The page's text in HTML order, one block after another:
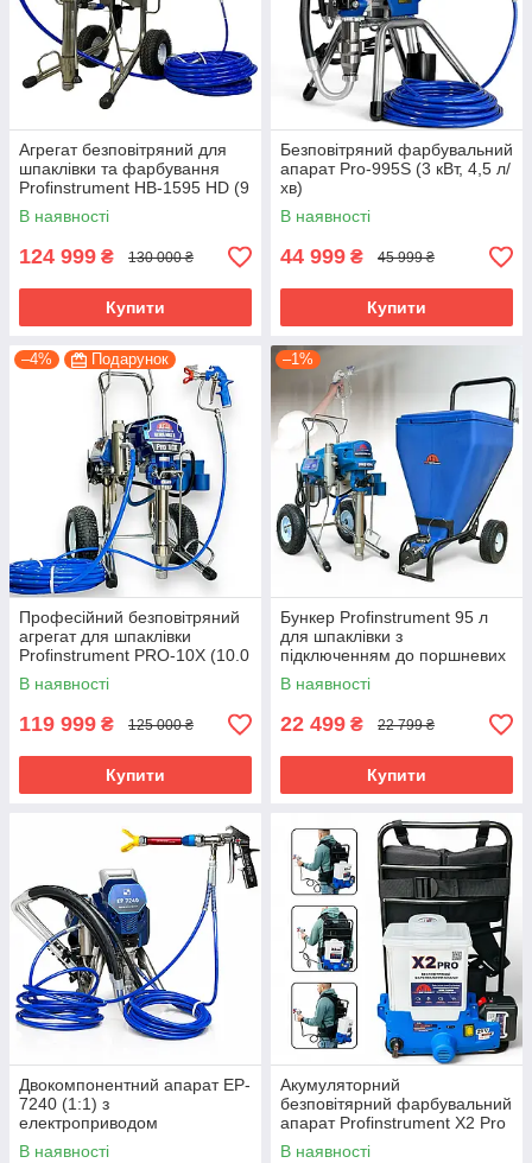
Агрегат безповітряний для
шпаклівки та фарбування
Profinstrument HB-1595 HD (9
л/хв 4500 Вт) (HVBAN)
В наявності
124 999 ₴ 130 000 ₴
Купити
Безповітряний фарбувальний
апарат Pro-995S (3 кВт, 4,5 л/
хв)
В наявності
44 999 ₴ 45 999 ₴
Купити
–4% Подарунок
Професійний безповітряний
агрегат для шпаклівки
Profinstrument PRO-10Х (10.0
л/хв 5000 Вт)
В наявності
119 999 ₴ 125 000 ₴
Купити
–1%
Бункер Profinstrument 95 л
для шпаклівки з
підключенням до поршневих
апаратів
В наявності
22 499 ₴ 22 799 ₴
Купити
Двокомпонентний апарат EP-
7240 (1:1) з
електроприводом
В наявності
Акумуляторний
безповітярний фарбувальний
апарат Profinstrument X2 Pro
(1.5 л/хв 500 Вт 21V 6Ah )
В наявності